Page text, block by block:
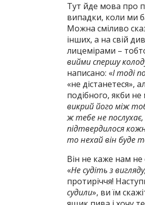
Тут йде мова про
випадки, коли ми
Можна сміливо
інших, а на свій
лицемірами –
вийми спершу
написано: «І тоді
«не дістанетеся»,
подібного, якби
викрий його між
ж тебе не
підтвердилося
то нехай він буде
Він не каже нам не
«Не судіть з
протиріччя!
судили», ви їм